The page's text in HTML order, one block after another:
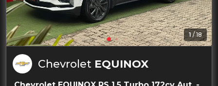
1 /18
Chevrolet EQUINOX